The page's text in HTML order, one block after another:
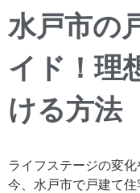
水戸市の
イド！理
ける方法
ライフステージの変
今、水戸市で戸建て